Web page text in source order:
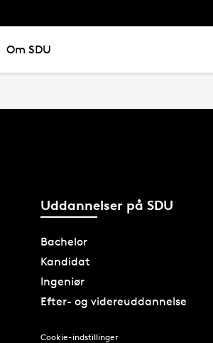
Om SDU
Uddannelser på SDU
Bachelor
Kandidat
Ingeniør
Efter- og videreuddannelse
Cookie-indstillinger